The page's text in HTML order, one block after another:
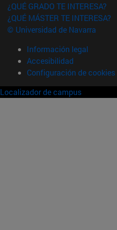
¿QUÉ GRADO TE INTERESA?
¿QUÉ MÁSTER TE INTERESA?
© Universidad de Navarra
Información legal
Accesibilidad
Configuración de cookies
Localizador de campus